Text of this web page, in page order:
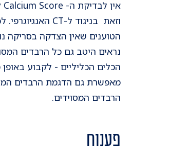
הטוענים שאין הצדקה בסריקה
נראים היטב גם כל הרבדים
מאפשרת גם הדגמת הרבדים
הרבדים המסוידים.
פענוח